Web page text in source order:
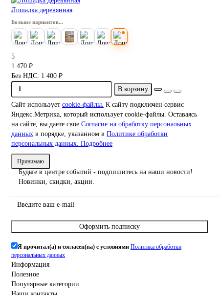
Лошадка деревянная
Больше вариантов...
5
1 470 ₽
Без НДС: 1 400 ₽
В корзину
Сайт использует cookie-файлы. К cайту подключен сервис
Яндекс.Метрика, который использует cookie-файлы. Оставаясь
на сайте, вы даете свое Согласие на обработку персональных
данных в порядке, указанном в Политике обработки
персональных данных. Подробнее
Принимаю
Будьте в центре событий - подпишитесь на наши новости!
Новинки, скидки, акции.
Оформить подписку
Я прочитал(а) и согласен(на) с условиями Политика обработки
персональных данных
Информация
Полезное
Популярные категории
Наши контакты